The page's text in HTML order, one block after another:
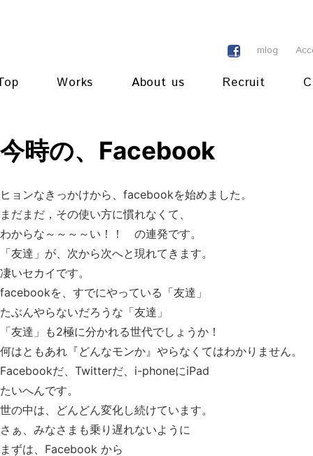
Works About us Recruit
mlog
今時の、Facebook
ヒョンなきっかけから、facebookを始めました。
まだまだ，その使い方に慣れなくて、
わからな～～～～い！！ の連発です。
「友達」が、次から次へと現れてきます。
凄いセカイです。
facebookを、すでにやっている「友達」
たぶんやらないだろうな「友達」
「友達」も2極に分かれる世代でしょうか！
何はともあれ『どんなモンか』やらなくてはわかりません。
Facebookだ、Twitterだ、i-phoneにiPad
たいへんです。
世の中は、どんどん変化し続けています。
さぁ、みなさまも乗り遅れないように
まずは、Facebook から